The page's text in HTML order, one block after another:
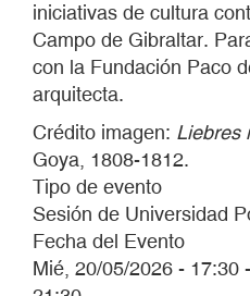
iniciativas de cultura
Campo de Gibraltar.
con la Fundación Paco
arquitecta.
Crédito imagen: Liebres
Goya, 1808-1812.
Tipo de evento
Sesión de Universidad
Fecha del Evento
Mié, 20/05/2026 - 17:30 -